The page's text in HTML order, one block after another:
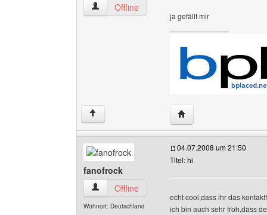
pro-power Benutzer-Profile anzeigen
Offline
ja gefällt mir
↑ Website dieses
fanofrock
fanofrock Benutzer-Profile anzeigen
Offline
Wohnort: Deutschland
04.07.2008 um 21:50
Titel: hi
echt cool,dass ihr das
ich bin auch sehr froh,dass